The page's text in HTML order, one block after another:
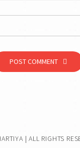
POST COMMENT
| ALL RIGHTS